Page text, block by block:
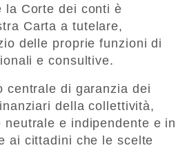
la Corte dei conti è
Carta a tutelare,
delle proprie funzioni di
e consultive.
centrale di garanzia dei
della collettività,
e indipendente e in
ai cittadini che le scelte